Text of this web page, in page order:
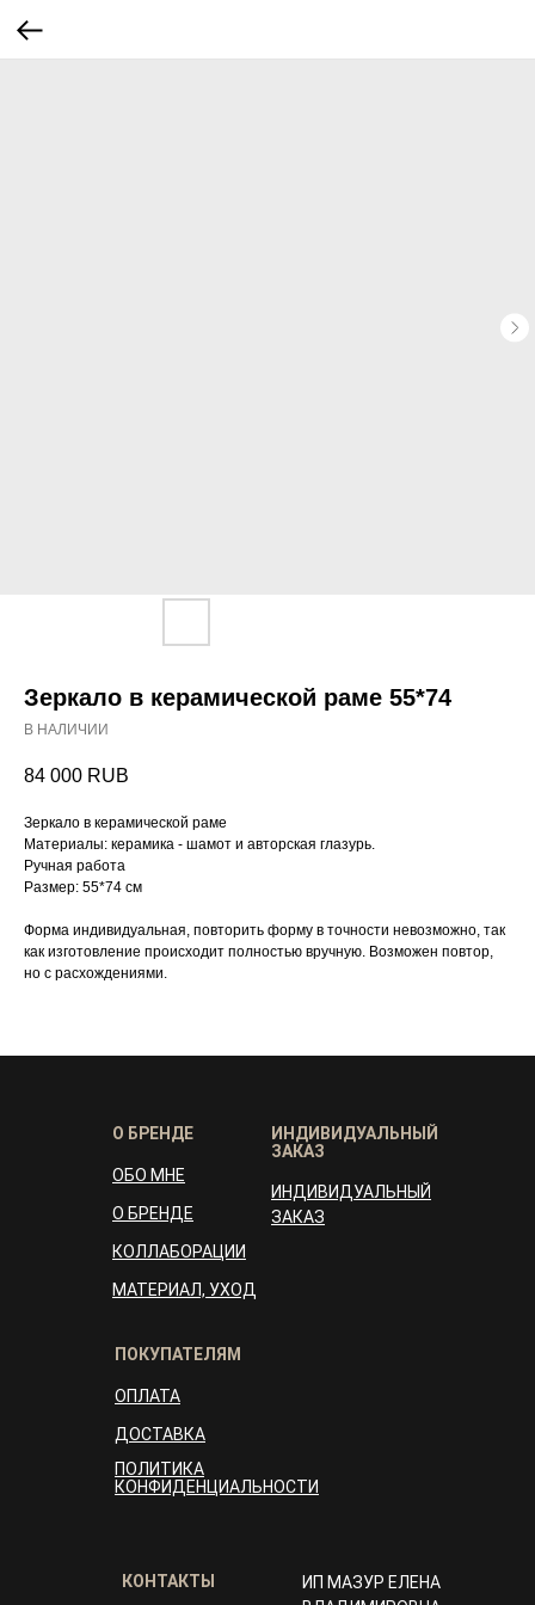
Зеркало в керамической раме 55*74
В НАЛИЧИИ
84 000 RUB
Зеркало в керамической раме
Материалы: керамика - шамот и авторская глазурь.
Ручная работа
Размер: 55*74 см
Форма индивидуальная, повторить форму в точности невозможно, так
как изготовление происходит полностью вручную. Возможен повтор,
но с расхождениями.
ПОКУПАТЕЛЯМ
ОПЛАТА
ДОСТАВКА
ПОЛИТИКА
КОНФИДЕНЦИАЛЬНОСТИ
КОНТАКТЫ
ИНДИВИДУАЛЬНЫЙ
ЗАКАЗ
ИНДИВИДУАЛЬНЫЙ
ЗАКАЗ
О БРЕНДЕ
ОБО МНЕ
О БРЕНДЕ
КОЛЛАБОРАЦИИ
МАТЕРИАЛ, УХОД
ИП МАЗУР ЕЛЕНА